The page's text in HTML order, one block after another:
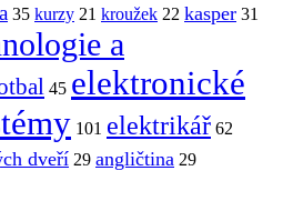
35 kurzy 21 kroužek 22 kasper 31
a
45 elektronické
101 elektrikář 62
dveří 29 angličtina 29